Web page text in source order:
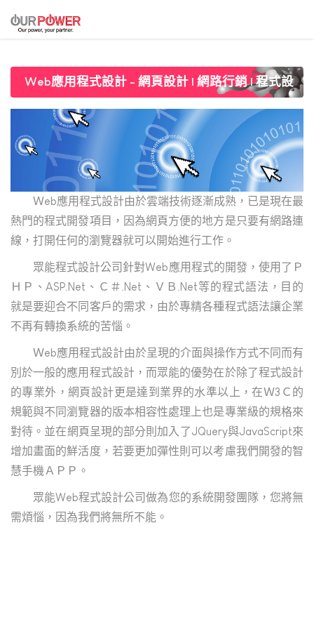
Web應用程式設計
Ｗeb應用程式設計由於雲端技術逐漸成熟，已是現在最
熱門的程式開發項目，因為網頁方便的地方是只要有網路連
線，打開任何的瀏覽器就可以開始進行工作。
眾能程式設計公司針對Web應用程式的開發，使用了Ｐ
ＨＰ、ASP.Net、Ｃ＃.Net、ＶＢ.Net等的程式語法，目的
就是要迎合不同客戶的需求，由於專精各種程式語法讓企業
不再有轉換系統的苦惱。
Ｗeb應用程式設計由於呈現的介面與操作方式不同而有
別於一般的應用程式設計，而眾能的優勢在於除了程式設計
的專業外，網頁設計更是達到業界的水準以上，在Ｗ3Ｃ的
規範與不同瀏覽器的版本相容性處理上也是專業級的規格來
對待。並在網頁呈現的部分則加入了JQuery與JavaScript來
增加畫面的鮮活度，若要更加彈性則可以考慮我們開發的智
慧手機ＡＰＰ。
眾能Web程式設計公司做為您的系統開發團隊，您將無
需煩惱，因為我們將無所不能。